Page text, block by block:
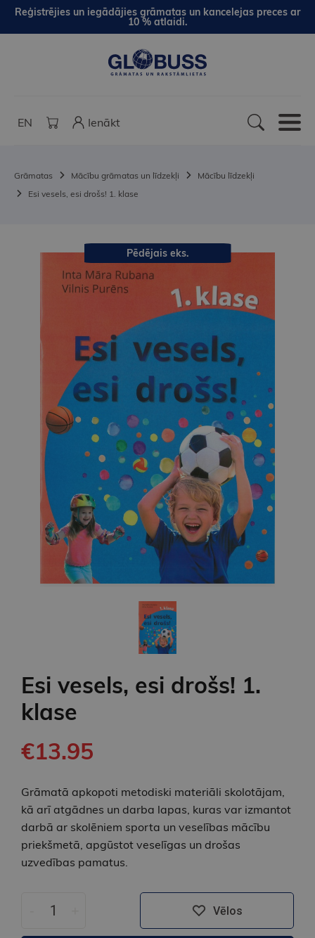
Reģistrējies un iegādājies grāmatas un kancelejas preces ar
10 % atlaidi.
EN Ienākt
Grāmatas Mācību grāmatas un līdzekļi
Mācību līdzekļi
Esi vesels, esi drošs! 1. klase
Pēdējais eks.
Esi vesels, esi drošs! 1.
klase
€13.95
Grāmatā apkopoti metodiski materiāli skolotājam,
kā arī atgādnes un darba lapas, kuras var izmantot
darbā ar skolēniem sporta un veselības mācību
priekšmetā, apgūstot veselīgas un drošas
uzvedības pamatus.
Vēlos